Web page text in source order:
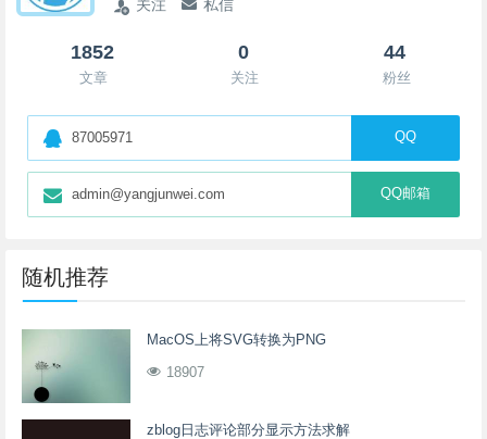
关注 私信
1852
文章
0
关注
44
粉丝
87005971 QQ
admin@yangjunwei.com QQ邮箱
随机推荐
MacOS上将SVG转换为PNG
18907
zblog日志评论部分显示方法求解